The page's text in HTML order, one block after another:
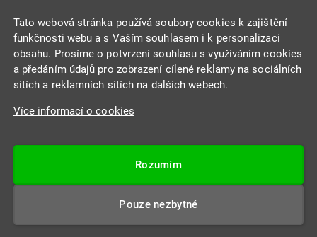
INTEGRA CENTRUM s.r.o.
Jabloňová 662/7
Datová schránka: 4beca6d
Tato webová stránka používá soubory cookies k zajištění
funkčnosti webu a s Vaším souhlasem i k personalizaci
obsahu. Prosíme o potvrzení souhlasu s využíváním cookies
a předáním údajů pro zobrazení cílené reklamy na sociálních
sítích a reklamních sítích na dalších webech.
Více informací o cookies
Rozumím
Pouze nezbytné